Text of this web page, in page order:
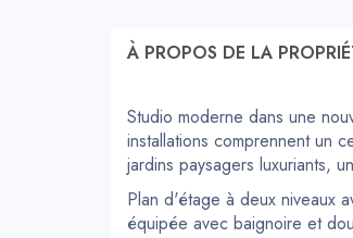
À PROPOS DE LA
Studio moderne dans une
installations comprennent un
jardins paysagers luxuriants,
Plan d'étage à deux niveaux
équipée avec baignoire et